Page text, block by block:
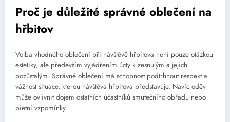
Proč je důležité správné oblečení na
hřbitov
Volba vhodného oblečení při návštěvě hřbitova není pouze otázkou
estetiky, ale především vyjádřením úcty k zesnulým a jejich
pozůstalým. Správné oblečení má schopnost podtrhnout respekt a
vážnost situace, kterou návštěva hřbitova představuje. Navíc oděv
může ovlivnit dojem ostatních účastníků smutečního obřadu nebo
pietní vzpomínky.